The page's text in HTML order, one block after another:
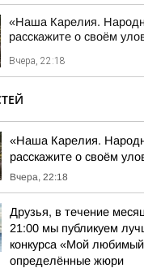
«Наша Карелия.
расскажите о своём
Вчера, 22:18
«Наша Карелия.
расскажите о своём
Вчера, 22:18
Друзья, в течение
21:00 мы публикуем
конкурса «Мой
определённые жюри